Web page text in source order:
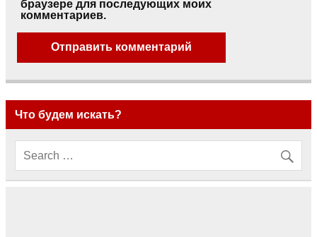
браузере для последующих моих
комментариев.
Что будем искать?